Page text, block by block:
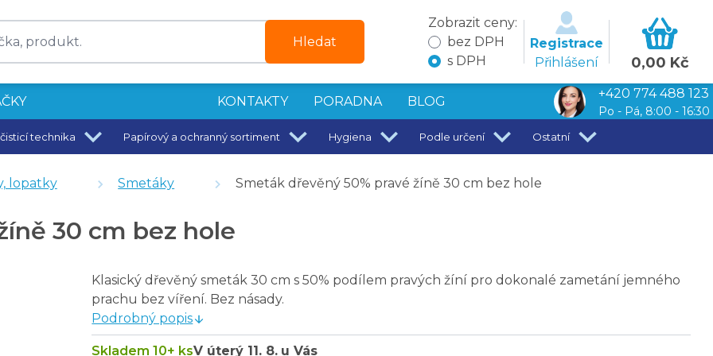
Hledat
Zobrazit ceny:
bez DPH
s DPH
Registrace
Přihlášení
0,00 Kč
KONTAKTY PORADNA BLOG
+420 774 488 123
Po - Pá, 8:00 - 16:30
technika Papírový a ochranný sortiment Hygiena Podle určení Ostatní
g/m2
1 ks
pachů 250 ml
násada 125 cm
lopatky Smetáky Smeták dřevěný 50% pravé žíně 30 cm bez hole
30 cm bez hole
Klasický dřevěný smeták 30 cm s 50% podílem pravých žíní pro dokonalé zametání jemného
prachu bez víření. Bez násady.
Podrobný popis
Skladem 10+ ksV úterý 11. 8. u Vás